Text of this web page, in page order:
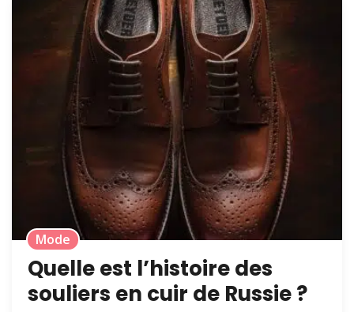
Mode
Quelle est l’histoire des
souliers en cuir de Russie ?